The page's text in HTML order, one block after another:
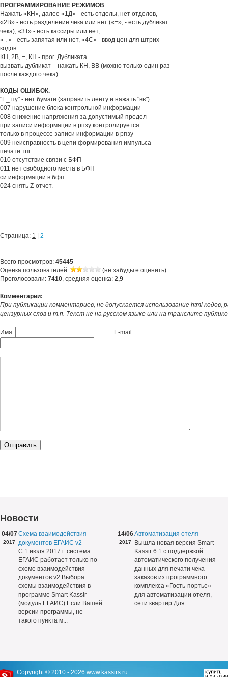
ПРОГРАММИРОВАНИЕ РЕЖИМОВ
Нажать «КН», далее «1Д» - есть отделы, нет отделов,
«2В» - есть разделение чека или нет («=», - есть дубликат
чека), «3Т» - есть кассиры или нет,
« . » - есть запятая или нет, «4С» - ввод цен для штрих
кодов.
КН, 2В, =, КН - прог. Дубликата.
вызвать дубликат – нажать КН, ВВ (можно только один раз
после каждого чека).
КОДЫ ОШИБОК.
"Е_ пу" - нет бумаги (заправить ленту и нажать "вв").
007 нарушение блока контрольной информации
008 снижение напряжения за допустимый предел
при записи информации в рпзу контролируется
только в процессе записи информации в рпзу
009 неисправность в цепи формирования импульса
печати тпг
010 отсутствие связи с БФП
011 нет свободного места в БФП
си информации в бфп
024 снять Z-отчет.
Страница: 1 2
Всего просмотров: 45445
Оценка пользователей:
(не забудьте оценить)
Проголосовали: 7410, средняя оценка: 2,9
Комментарии:
При публикации комментариев, не допускается использование html кодов,
цензурных слов и т.п. Текст не на русском языке или на транслите
Имя: E-mail:
Новости
04/07
2017
Схема взаимодействия
документов ЕГАИС v2
С 1 июля 2017 г. система
ЕГАИС работает только по
схеме взаимодействия
документов v2.Выбора
схемы взаимодействия в
программе Smart Kassir
(модуль ЕГАИС):Если Вашей
версии программы, не
такого пункта м...
14/06
2017
Автоматизация отеля
Вышла новая версия Smart
Kassir 6.1 с поддержкой
автоматического получения
данных для печати чека
заказов из программного
комплекса «Гость-портье»
для автоматизации отеля,
сети квартир.Для...
Copyright © 2010 - 2026 www.kassirs.ru